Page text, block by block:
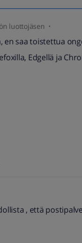
luottojäsen
en saa toistettua
Edgellä ja
, että